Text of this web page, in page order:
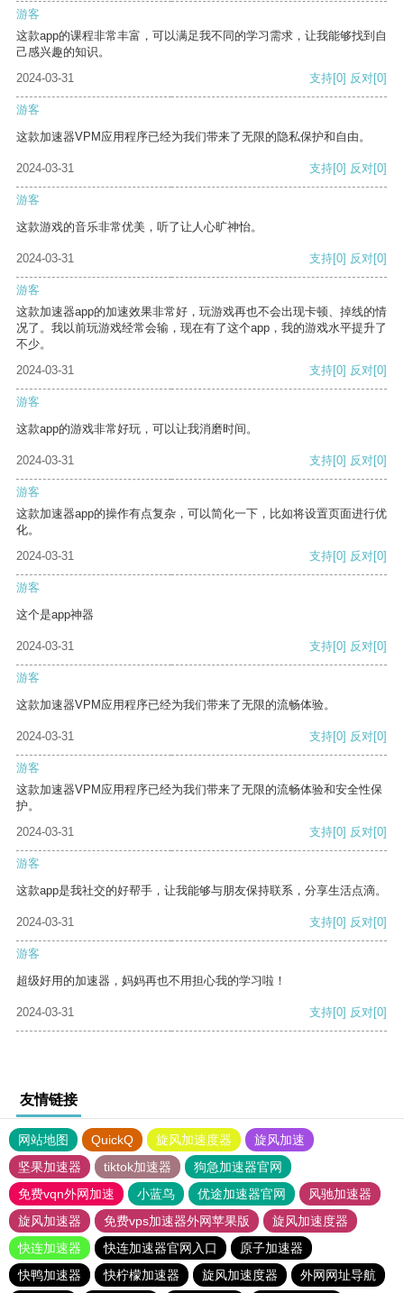
游客
这款app的课程非常丰富，可以满足我不同的学习需求，让我能够找到自
己感兴趣的知识。
2024-03-31
支持[0] 反对[0]
游客
这款加速器VPM应用程序已经为我们带来了无限的隐私保护和自由。
2024-03-31 支持[0] 反对[0]
游客
这款游戏的音乐非常优美，听了让人心旷神怡。
2024-03-31 支持[0] 反对[0]
游客
这款加速器app的加速效果非常好，玩游戏再也不会出现卡顿、掉线的情
况了。我以前玩游戏经常会输，现在有了这个app，我的游戏水平提升了
不少。
2024-03-31
支持[0] 反对[0]
游客
这款app的游戏非常好玩，可以让我消磨时间。
2024-03-31 支持[0] 反对[0]
游客
这款加速器app的操作有点复杂，可以简化一下，比如将设置页面进行优
化。
2024-03-31
支持[0] 反对[0]
游客
这个是app神器
2024-03-31 支持[0] 反对[0]
游客
这款加速器VPM应用程序已经为我们带来了无限的流畅体验。
2024-03-31 支持[0] 反对[0]
游客
这款加速器VPM应用程序已经为我们带来了无限的流畅体验和安全性保
护。
2024-03-31
支持[0] 反对[0]
游客
这款app是我社交的好帮手，让我能够与朋友保持联系，分享生活点滴。
2024-03-31 支持[0] 反对[0]
游客
超级好用的加速器，妈妈再也不用担心我的学习啦！
2024-03-31 支持[0] 反对[0]
友情链接
网站地图 QuickQ 旋风加速度器
旋风加速
坚果加速器
tiktok加速器
狗急加速器官网
免费vqn外网加速
小蓝鸟 优途加速器官网
风驰加速器
旋风加速器
免费vps加速器外网苹果版
旋风加速度器
快连加速器
快连加速器官网入口
原子加速器
快鸭加速器
快柠檬加速器 旋风加速度器 外网网址导航